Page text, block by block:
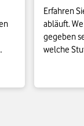
Erfahren
abläuft.
gegeben
welche
Beitrag.